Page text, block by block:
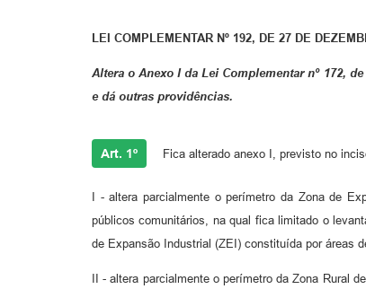
LEI COMPLEMENTAR Nº 192, DE 27 DE
Altera o Anexo I da Lei Complementar nº 172,
e dá outras providências.
Art. 1º Fica alterado anexo I, previsto no
I - altera parcialmente o perímetro da Zona de
públicos comunitários, na qual fica limitado o
de Expansão Industrial (ZEI) constituída por áreas
II - altera parcialmente o perímetro da Zona Rural